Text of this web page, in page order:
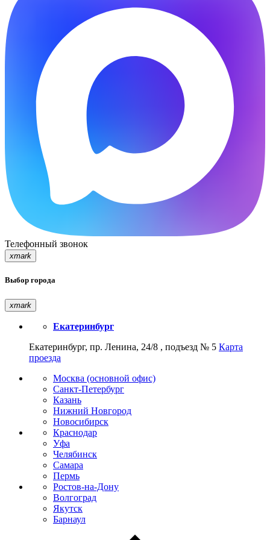
Телефонный звонок
xmark
Выбор города
xmark
Екатеринбург
Екатеринбург, пр. Ленина, 24/8 , подъезд № 5 Карта
проезда
Москва (основной офис)
Санкт-Петербург
Казань
Нижний Новгород
Новосибирск
Краснодар
Уфа
Челябинск
Самара
Пермь
Ростов-на-Дону
Волгоград
Якутск
Барнаул